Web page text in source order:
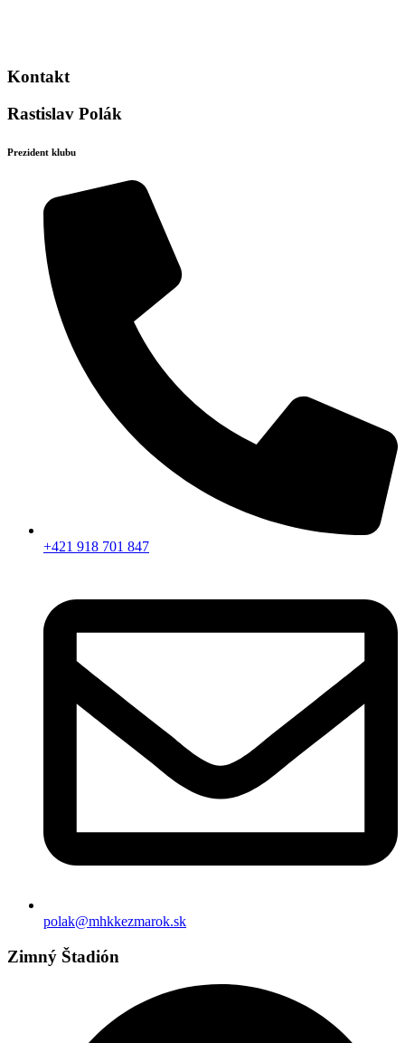
Kontakt
Rastislav Polák
Prezident klubu
+421 918 701 847
polak@mhkkezmarok.sk
Zimný Štadión